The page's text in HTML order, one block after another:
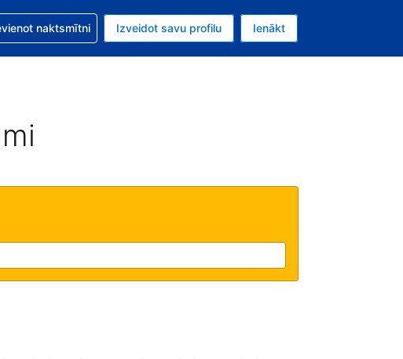
valūta ir Eiro.
Jūsu pašreizējā valoda ir Latviski.
palīdzību saistībā ar savu rezervējumu.
naktsmītni Izveidot savu profilu Ienākt